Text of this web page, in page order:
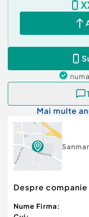
Coordonate
https://
47.009384,
Pentru detalii sau
contactează-mă la
-- Comisionul este
tranzacție.
-- Invit colegii
Număr niveluri
Posibilitate parcare:
Curent
Apă
Mai multe
Despre companie
Nume Firma: